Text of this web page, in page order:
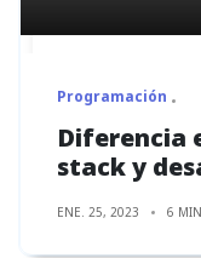
Programación
Diferencia
stack y
ENE. 25, 2023 6